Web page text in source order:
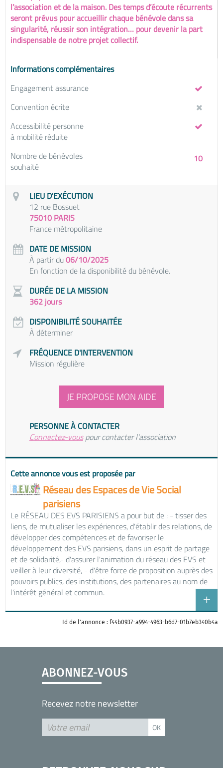
l’association et de la maison. Des temps d’écoute récurrents
seront prévus pour accueillir chaque bénévole dans sa
singularité, réussir son intégration… pour devenir la part
indispensable de notre projet collectif.
Informations complémentaires
Engagement assurance
Convention écrite
Accessibilité personne
à mobilité réduite
10
Nombre de bénévoles
souhaité
LIEU D'EXÉCUTION
12 rue Bossuet
75010 PARIS
France métropolitaine
DATE DE MISSION
À partir du06/10/2025
En fonction de la disponibilité du bénévole.
DURÉE DE LA MISSION
362 jours
DISPONIBILITÉ SOUHAITÉE
À déterminer
FRÉQUENCE D'INTERVENTION
Mission régulière
JE PROPOSE MON AIDE
PERSONNE À CONTACTER
Connectez-vouspour contacter l'association
Cette annonce vous est proposée par
Réseau des Espaces de Vie Social
parisiens
Le RÉSEAU DES EVS PARISIENS a pour but de : - tisser des
liens, de mutualiser les expériences, d'établir des relations, de
développer des compétences et de favoriser le
développement des EVS parisiens, dans un esprit de partage
et de solidarité,- d'assurer l'animation du réseau des EVS et
veiller à leur diversité, - d'être force de proposition auprès des
pouvoirs publics, des institutions, des partenaires au nom de
l'intérêt général et commun.
Id de l'annonce : f44b0937-a994-4963-b6d7-01b7eb340b4a
ABONNEZ-VOUS
Recevez notre newsletter